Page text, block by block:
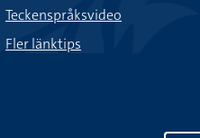
Teckenspråksvideo
Fler länktips